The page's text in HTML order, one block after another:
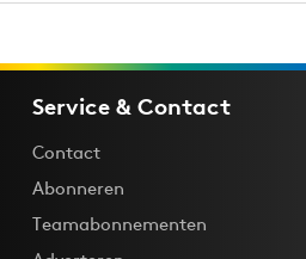
Service & Contact
Contact
Abonneren
Teamabonnementen